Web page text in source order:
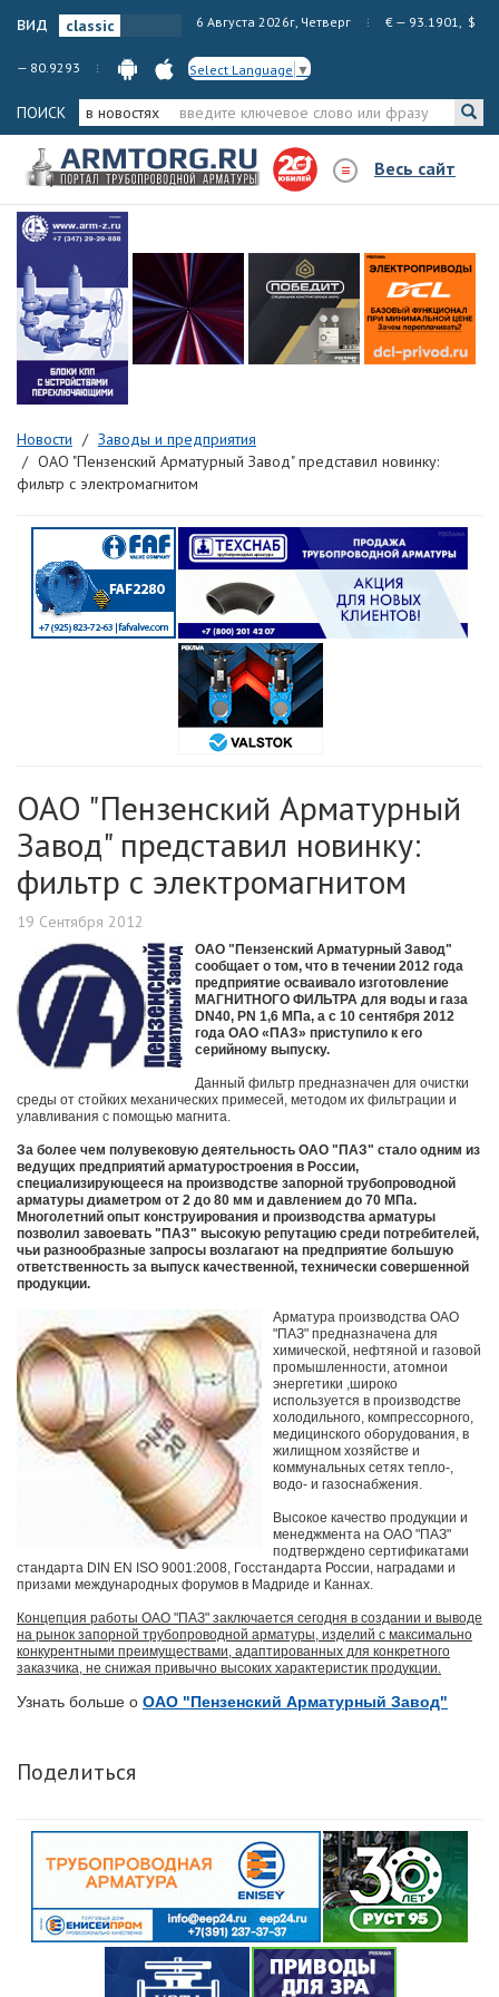
вид 6 Августа 2026г, Четверг € — 93.1901, $
— 80.9293 Select Language ▼
ПОИСК в новостях
Весь сайт
Новости
Заводы и предприятия
ОАО "Пензенский Арматурный Завод" представил новинку:
фильтр с электромагнитом
ОАО "Пензенский Арматурный
Завод" представил новинку:
фильтр с электромагнитом
19 Сентября 2012
ОАО "Пензенский Арматурный Завод"
сообщает о том, что в течении 2012 года
предприятие осваивало изготовление
МАГНИТНОГО ФИЛЬТРА для воды и газа
DN40, PN 1,6 МПа, а с 10 сентября 2012
года ОАО «ПАЗ» приступило к его
серийному выпуску.
Данный фильтр предназначен для очистки
среды от стойких механических примесей, методом их фильтрации и
улавливания с помощью магнита.
За более чем полувековую деятельность ОАО "ПАЗ" стало одним из
ведущих предприятий арматуростроения в России,
специализирующееся на производстве запорной трубопроводной
арматуры диаметром от 2 до 80 мм и давлением до 70 МПа.
Многолетний опыт конструирования и производства арматуры
позволил завоевать "ПАЗ" высокую репутацию среди потребителей,
чьи разнообразные запросы возлагают на предприятие большую
ответственность за выпуск качественной, технически совершенной
продукции.
Арматура производства ОАО
"ПАЗ" предназначена для
химической, нефтяной и газовой
промышленности, атомнои
энергетики ,широко
используется в производстве
холодильного, компрессорного,
медицинского оборудования, в
жилищном хозяйстве и
коммунальных сетях тепло-,
водо- и газоснабжения.
Высокое качество продукции и
менеджмента на ОАО "ПАЗ"
подтверждено сертификатами
стандарта DIN EN ISO 9001:2008, Госстандарта России, наградами и
призами международных форумов в Мадриде и Каннах.
Концепция работы ОАО "ПАЗ" заключается сегодня в создании и выводе
на рынок запорной трубопроводной арматуры, изделий с максимально
конкурентными преимуществами, адаптированных для конкретного
заказчика, не снижая привычно высоких характеристик продукции.
Узнать больше о ОАО "Пензенский Арматурный Завод"
Поделиться